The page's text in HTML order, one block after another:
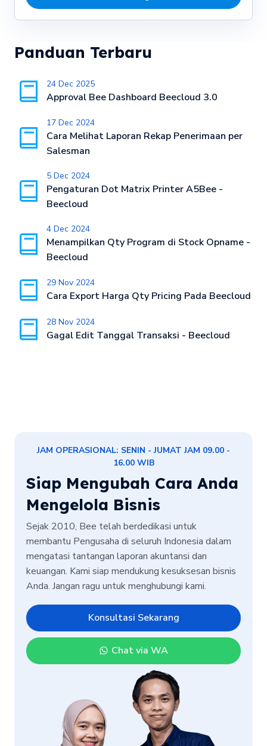
Panduan Terbaru
24 Dec 2025
Approval Bee Dashboard Beecloud 3.0
17 Dec 2024
Cara Melihat Laporan Rekap Penerimaan per
Salesman
5 Dec 2024
Pengaturan Dot Matrix Printer A5Bee -
Beecloud
4 Dec 2024
Menampilkan Qty Program di Stock Opname -
Beecloud
29 Nov 2024
Cara Export Harga Qty Pricing Pada Beecloud
28 Nov 2024
Gagal Edit Tanggal Transaksi - Beecloud
JAM OPERASIONAL: SENIN - JUMAT JAM 09.00 -
16.00 WIB
Siap Mengubah Cara Anda
Mengelola Bisnis
Sejak 2010, Bee telah berdedikasi untuk
membantu Pengusaha di seluruh Indonesia dalam
mengatasi tantangan laporan akuntansi dan
keuangan. Kami siap mendukung kesuksesan bisnis
Anda. Jangan ragu untuk menghubungi kami.
Konsultasi Sekarang
Chat via WA